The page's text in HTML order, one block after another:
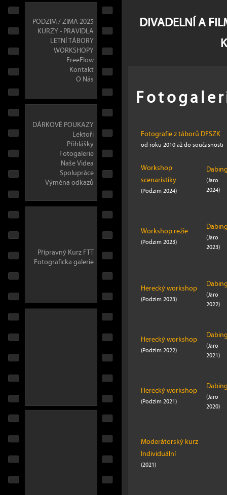
PODZIM / ZIMA 2025
KURZY - PRAVIDLA
LETNÍ TÁBORY
WORKSHOPY
FreeFlow
Kontakt
O Nás
DÁRKOVÉ POUKAZY
Lektoři
Přihlášky
Fotogalerie
Naše Videa
Spolupráce
Výměna odkazů
Přípravný Kurz FTT
Fotograficka galerie
DIVADELNÍ A
Fotografie z táborů DFSZK
od roku 2010 až do současnosti
Workshop
scenaristiky
(Podzim 2024)
(Jaro
2024)
Workshop režie
(Podzim 2023)
(Jaro
2023)
Herecký workshop
(Podzim 2023)
(Jaro
2022)
Herecký workshop
(Podzim 2022)
(Jaro
2021)
Herecký workshop
(Podzim 2021)
(Jaro
2020)
Moderátorský kurz
Individuální
(2021)